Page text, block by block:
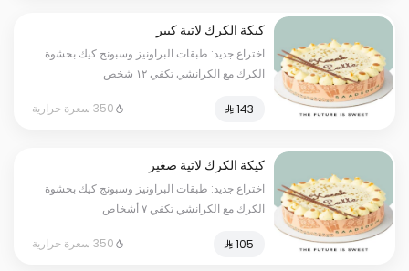
كيكة الكرك لاتية كبير
اختراع جديد: طبقات البراونيز وسبونج كيك بحشوة
الكرك مع الكرانشي تكفي ١٢ شخص
350 سعرة حرارية
كيكة الكرك لاتية صغير
اختراع جديد: طبقات البراونيز وسبونج كيك بحشوة
الكرك مع الكرانشي تكفي ٧ أشخاص
350 سعرة حرارية